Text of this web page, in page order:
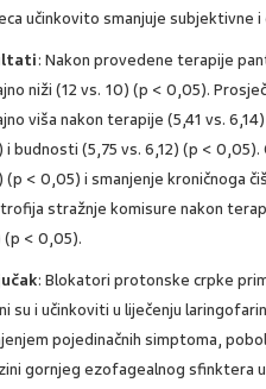
učinkovito smanjuje
: Nakon provedene terapije
niži (12 vs. 10) (p < 0,05).
viša nakon terapije (5,41 vs.
i budnosti (5,75 vs. 6,12) (p <
(p < 0,05) i smanjenje kroničnoga
stražnje komisure nakon
(p < 0,05).
: Blokatori protonske crpke
su i učinkoviti u liječenju
pojedinačnih simptoma,
gornjeg ezofagealnog sfinktera